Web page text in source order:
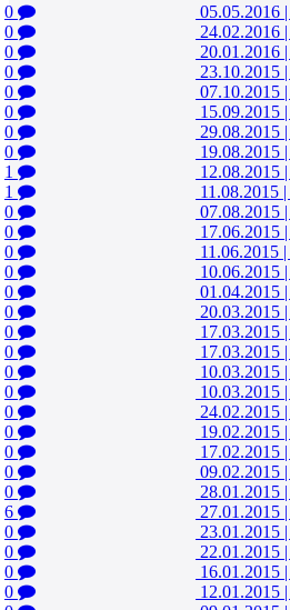
0 05.05.2016 |
0
24.02.2016 |
0
20.01.2016 |
0
23.10.2015 |
0
07.10.2015 |
0
15.09.2015 |
0
29.08.2015 |
0
19.08.2015 |
1
12.08.2015 |
1
11.08.2015 |
0
07.08.2015 |
0
17.06.2015 |
0
11.06.2015 |
0
10.06.2015 |
0
01.04.2015 |
0
20.03.2015 |
0
17.03.2015 |
0
17.03.2015 |
0
10.03.2015 |
0
10.03.2015 |
0
24.02.2015 |
0
19.02.2015 |
0
17.02.2015 |
0
09.02.2015 |
0
28.01.2015 |
6
27.01.2015 |
0
23.01.2015 |
0
22.01.2015 |
0
16.01.2015 |
0
12.01.2015 |